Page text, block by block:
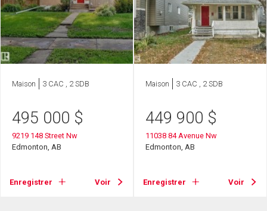
Maison 3 CAC , 2 SDB
495 000 $
9219 148 Street Nw
Edmonton, AB
Enregistrer Voir
Maison 3 CAC , 2 SDB
449 900 $
11038 84 Avenue Nw
Edmonton, AB
Enregistrer Voir